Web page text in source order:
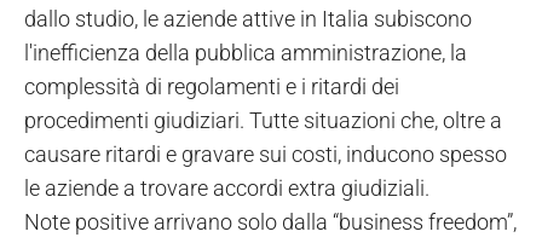
dallo studio, le aziende attive in Italia subiscono
l'inefficienza della pubblica amministrazione, la
complessità di regolamenti e i ritardi dei
procedimenti giudiziari. Tutte situazioni che, oltre a
causare ritardi e gravare sui costi, inducono spesso
le aziende a trovare accordi extra giudiziali.
Note positive arrivano solo dalla “business freedom”,